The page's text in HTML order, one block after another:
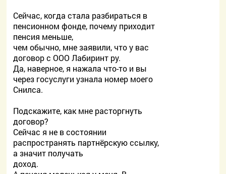
Сейчас, когда стала разбираться в
пенсионном фонде, почему приходит
пенсия меньше,
чем обычно, мне заявили, что у вас
договор с ООО Лабиринт ру.
Да, наверное, я нажала что-то и вы
через госуслуги узнала номер моего
Снилса.
Подскажите, как мне расторгнуть
договор?
Сейчас я не в состоянии
распространять партнёрскую ссылку,
а значит получать
доход.